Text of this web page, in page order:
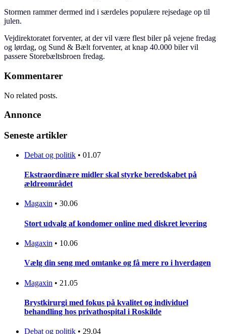
Stormen rammer dermed ind i særdeles populære rejsedage op til
julen.
Vejdirektoratet forventer, at der vil være flest biler på vejene fredag
og lørdag, og Sund & Bælt forventer, at knap 40.000 biler vil
passere Storebæltsbroen fredag.
Kommentarer
No related posts.
Annonce
Seneste artikler
Debat og politik • 01.07
Ekstraordinære midler skal styrke beredskabet på
ældreområdet
Magaxin • 30.06
Stort udvalg af kondomer online med diskret levering
Magaxin • 10.06
Vælg din seng med omtanke og få mere ro i hverdagen
Magaxin • 21.05
Brystkirurgi med fokus på kvalitet og individuel
behandling hos privathospital i Roskilde
Debat og politik • 29.04